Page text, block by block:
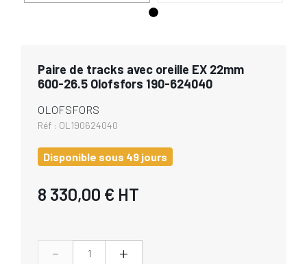
Paire de tracks avec oreille EX 22mm
600-26.5 Olofsfors 190-624040
OLOFSFORS
Réf : OL190624040
Disponible sous 49 jours
8 330,00 € HT
- +